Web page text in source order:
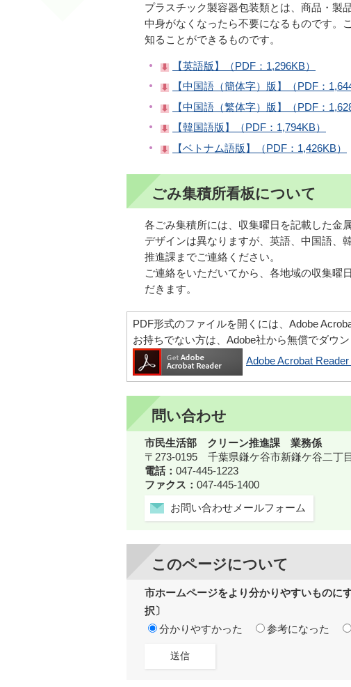
プラスチック製容器包装類とは、商品・製
中身がなくなったら不要になるものです。
知ることができるものです。
【英語版】（PDF：1,296KB）
【中国語（簡体字）版】（PDF：
【中国語（繁体字）版】（PDF：
【韓国語版】（PDF：1,794KB）
【ベトナム語版】（PDF：1,426KB）
ごみ集積所看板について
各ごみ集積所には、収集曜日を記載した金
デザインは異なりますが、英語、中国語、
推進課までご連絡ください。
ご連絡をいただいてから、各地域の収集曜
だきます。
PDF形式のファイルを開くには、Adobe
お持ちでない方は、Adobe社から無償でダウン
Adobe Acrobat
問い合わせ
市民生活部 クリーン推進課 業務係
〒273-0195 千葉県鎌ケ谷市新鎌ケ谷二丁
電話： 047-445-1223
ファクス： 047-445-1400
お問い合わせメールフォーム
このページについて
市ホームページをより分かりやすいものに
択〕
分かりやすかった
参考になった